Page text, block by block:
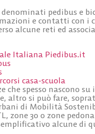
pedibus e
e contatti con i
alcune reti ed
Italiana Piedibus.it
casa-scuola
che spesso nascono
altro si può fare,
di Mobilità
zone 30 o zone
alcune di